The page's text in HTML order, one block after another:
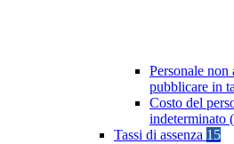
Personale non
pubblicare in
Costo del
indeterminato
Tassi di assenza 15